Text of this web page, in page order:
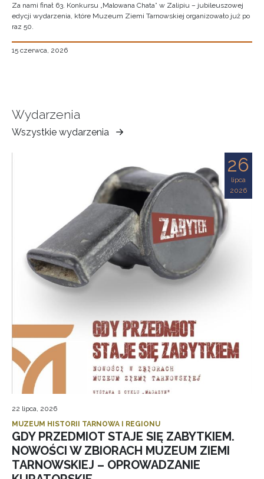
Za nami finał 63. Konkursu „Malowana Chata” w Zalipiu – jubileuszowej
edycji wydarzenia, które Muzeum Ziemi Tarnowskiej organizowało już po
raz 50.
15 czerwca, 2026
Wydarzenia
Wszystkie wydarzenia
Muzeum
Ziemi
26
lipca
2026
22 lipca, 2026
MUZEUM HISTORII TARNOWA I REGIONU
GDY PRZEDMIOT STAJE SIĘ ZABYTKIEM.
NOWOŚCI W ZBIORACH MUZEUM ZIEMI
TARNOWSKIEJ – OPROWADZANIE